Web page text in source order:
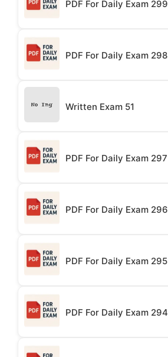
PDF For Daily Exam 299
PDF For Daily Exam 298
Written Exam 51
PDF For Daily Exam 297
PDF For Daily Exam 296
PDF For Daily Exam 295
PDF For Daily Exam 294